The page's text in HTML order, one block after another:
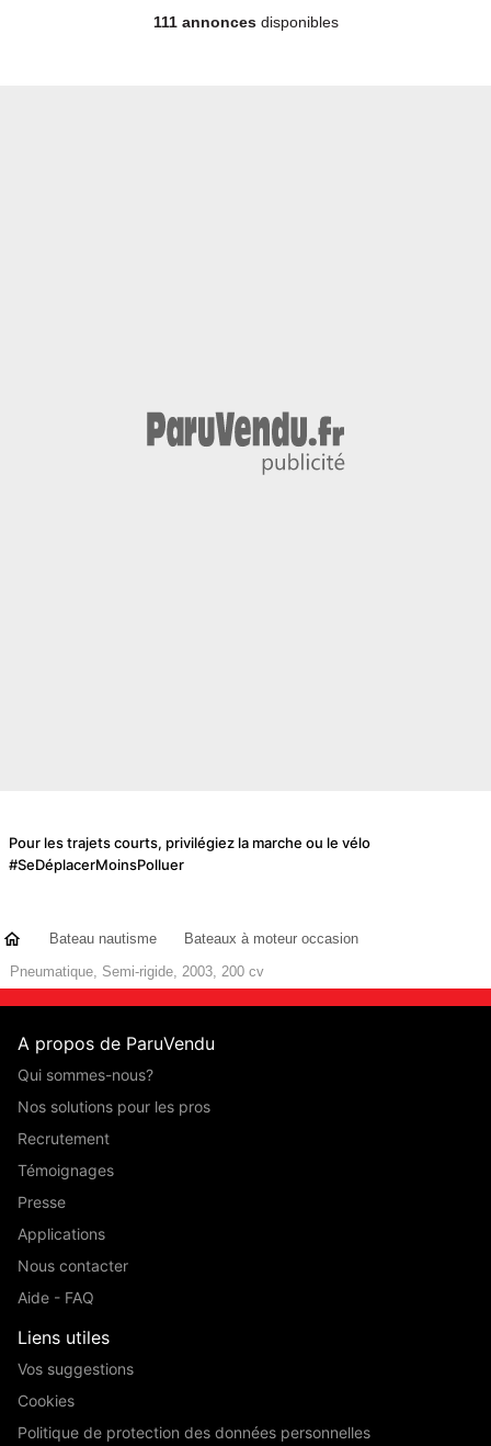
111 annoncesdisponibles
Pour les trajets courts, privilégiez la marche ou le vélo
#SeDéplacerMoinsPolluer
Bateau nautisme
Bateaux à moteur occasion
Pneumatique, Semi-rigide, 2003, 200 cv
A propos de ParuVendu
Qui sommes-nous?
Nos solutions pour les pros
Recrutement
Témoignages
Presse
Applications
Nous contacter
Aide - FAQ
Liens utiles
Vos suggestions
Cookies
Politique de protection des données personnelles